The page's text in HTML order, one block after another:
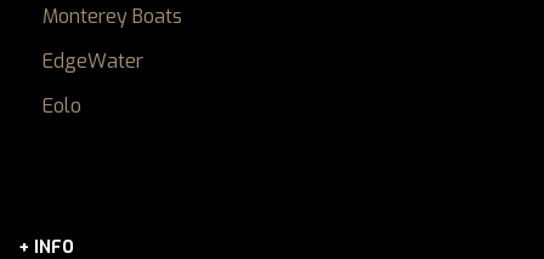
Monterey Boats
EdgeWater
Eolo
+ INFO